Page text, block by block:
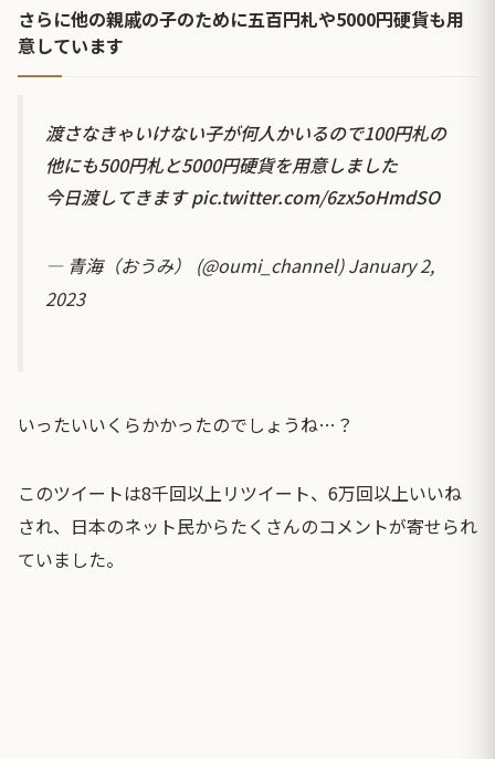
さらに他の親戚の子のために五百円札や5000円硬貨も用
意しています
渡さなきゃいけない子が何人かいるので100円札の
他にも500円札と5000円硬貨を用意しました
今日渡してきますpic.twitter.com/6zx5oHmdSO
— 青海（おうみ） (@oumi_channel)January 2,
2023
いったいいくらかかったのでしょうね…？
このツイートは8千回以上リツイート、6万回以上いいね
され、日本のネット民からたくさんのコメントが寄せられ
ていました。